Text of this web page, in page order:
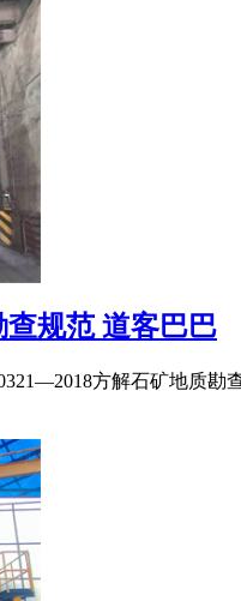
查规范 道客巴巴
方解石矿地质勘